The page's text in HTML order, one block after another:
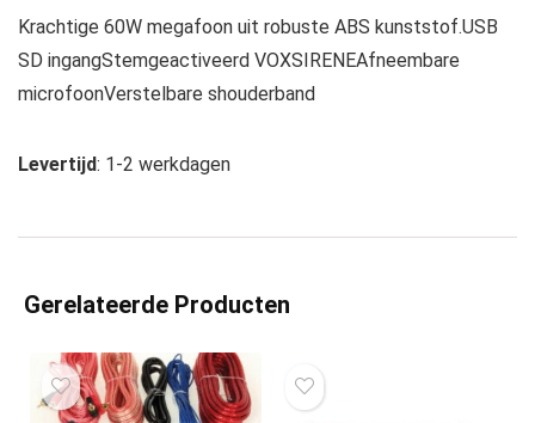
Krachtige 60W megafoon uit robuste ABS kunststof.USB
SD ingangStemgeactiveerd VOXSIRENEAfneembare
microfoonVerstelbare shouderband
Levertijd: 1-2 werkdagen
Gerelateerde Producten